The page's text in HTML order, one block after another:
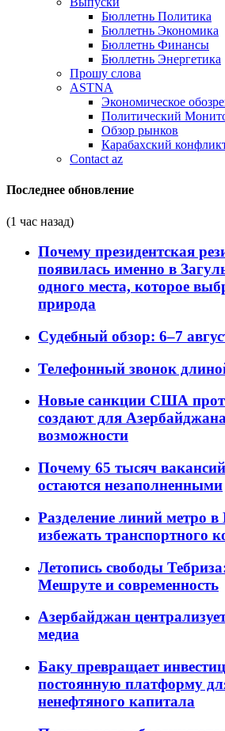
Бюллетнь Политика
Бюллетнь Экономика
Бюллетнь Финансы
Бюллетнь Энергетика
Прошу слова
ASTNA
Экономическое
Политический
Обзор рынков
Карабахский
Contact az
Последнее обновление
(1 час назад)
Почему президентская
появилась именно в
одного места, которое
природа
Судебный обзор: 6–7
Телефонный звонок
Новые санкции США
создают для
возможности
Почему 65 тысяч
остаются незаполненными
Разделение линий метро
избежать транспортного
Летопись свободы
Мешруте и современность
Азербайджан
медиа
Баку превращает
постоянную платформу
ненефтяного капитала